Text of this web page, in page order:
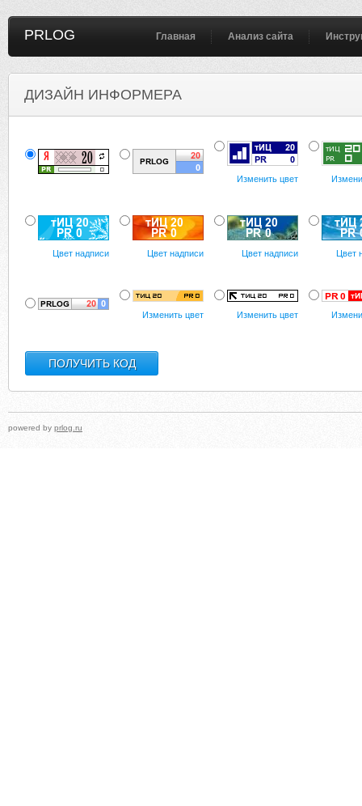
PRLOG Главная Анализ сайта
ДИЗАЙН ИНФОРМЕРА
Изменить цвет
Цвет надписи Цвет надписи Цвет надписи Цвет
Изменить цвет Изменить цвет
powered by prlog.ru